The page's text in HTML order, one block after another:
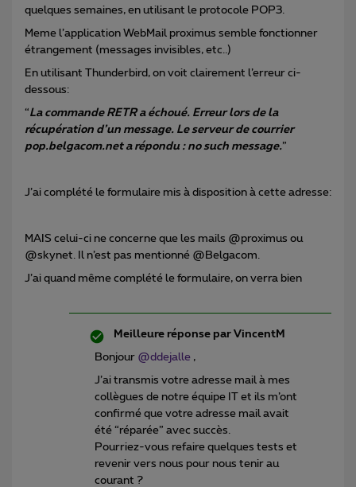
quelques semaines, en utilisant le protocole POP3.
Meme l’application WebMail proximus semble fonctionner
étrangement (messages invisibles, etc..)
En utilisant Thunderbird, on voit clairement l’erreur ci-
dessous:
“La commande RETR a échoué. Erreur lors de la
récupération d’un message. Le serveur de courrier
pop.belgacom.net a répondu : no such message.”
J’ai complété le formulaire mis à disposition à cette adresse:
MAIS celui-ci ne concerne que les mails @proximus ou
@skynet. Il n’est pas mentionné @Belgacom.
J’ai quand même complété le formulaire, on verra bien
Meilleure réponse par VincentM
Bonjour @ddejalle ,
J’ai transmis votre adresse mail à mes
collègues de notre équipe IT et ils m’ont
confirmé que votre adresse mail avait
été “réparée” avec succès.
Pourriez-vous refaire quelques tests et
revenir vers nous pour nous tenir au
courant ?